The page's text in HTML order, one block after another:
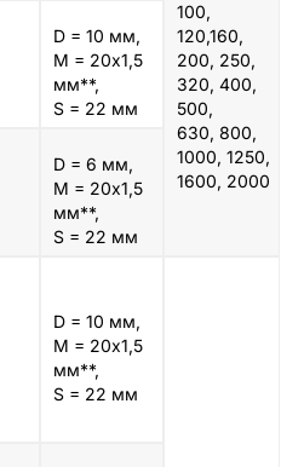
100,
120,160,
200, 250,
320, 400,
500,
630, 800,
1000, 1250,
1600, 2000
D = 10 мм,
M = 20х1,5
мм**,
S = 22 мм
D = 6 мм,
M = 20х1,5
мм**,
S = 22 мм
D = 10 мм,
M = 20х1,5
мм**,
S = 22 мм